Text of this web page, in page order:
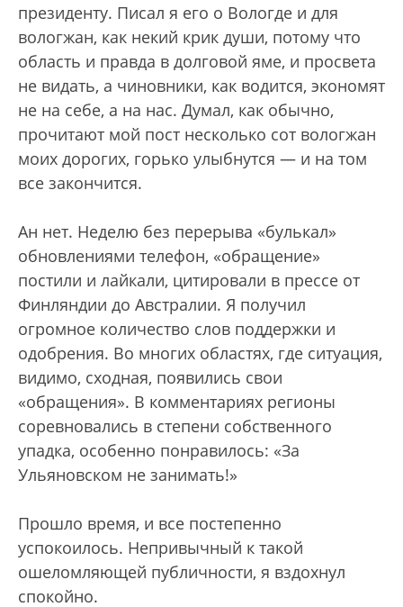
президенту. Писал я его о Вологде и для
вологжан, как некий крик души, потому что
область и правда в долговой яме, и просвета
не видать, а чиновники, как водится, экономят
не на себе, а на нас. Думал, как обычно,
прочитают мой пост несколько сот вологжан
моих дорогих, горько улыбнутся — и на том
все закончится.
Ан нет. Неделю без перерыва «булькал»
обновлениями телефон, «обращение»
постили и лайкали, цитировали в прессе от
Финляндии до Австралии. Я получил
огромное количество слов поддержки и
одобрения. Во многих областях, где ситуация,
видимо, сходная, появились свои
«обращения». В комментариях регионы
соревновались в степени собственного
упадка, особенно понравилось: «За
Ульяновском не занимать!»
Прошло время, и все постепенно
успокоилось. Непривычный к такой
ошеломляющей публичности, я вздохнул
спокойно.